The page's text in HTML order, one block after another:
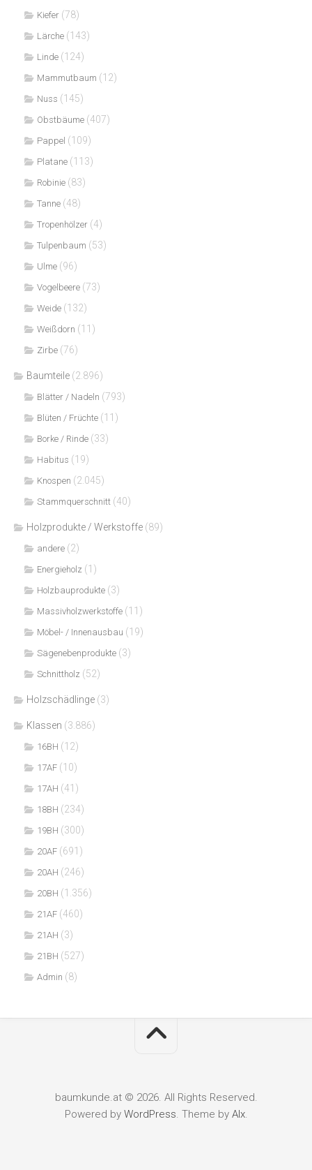
Kiefer (78)
Lärche (143)
Linde (124)
Mammutbaum (12)
Nuss (145)
Obstbäume (407)
Pappel (109)
Platane (113)
Robinie (83)
Tanne (48)
Tropenhölzer (4)
Tulpenbaum (53)
Ulme (96)
Vogelbeere (73)
Weide (132)
Weißdorn (11)
Zirbe (76)
Baumteile (2.896)
Blätter / Nadeln (793)
Blüten / Früchte (11)
Borke / Rinde (33)
Habitus (19)
Knospen (2.045)
Stammquerschnitt (40)
Holzprodukte / Werkstoffe (89)
andere (2)
Energieholz (1)
Holzbauprodukte (3)
Massivholzwerkstoffe (11)
Möbel- / Innenausbau (19)
Sägenebenprodukte (3)
Schnittholz (52)
Holzschädlinge (3)
Klassen (3.886)
16BH (12)
17AF (10)
17AH (41)
18BH (234)
19BH (300)
20AF (691)
20AH (246)
20BH (1.356)
21AF (460)
21AH (3)
21BH (527)
Admin (8)
baumkunde.at © 2026. All Rights Reserved.
Powered by WordPress. Theme by Alx.